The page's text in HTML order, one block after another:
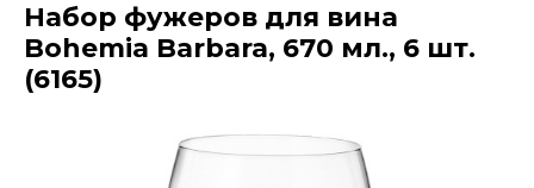
Набор фужеров для вина
Bohemia Barbara, 670 мл., 6 шт.
(6165)